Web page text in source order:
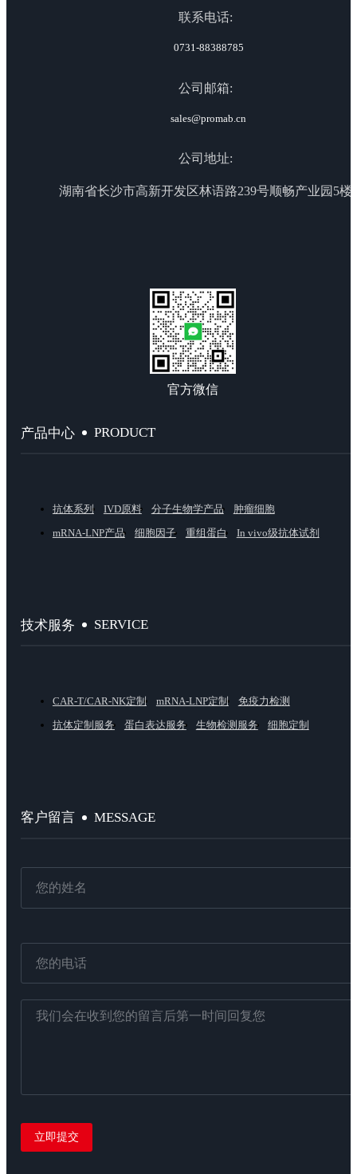
联系电话:
0731-88388785
公司邮箱:
sales@promab.cn
公司地址:
湖南省长沙市高新开发区林语路239号顺畅产业园5楼
官方微信
产品中心 PRODUCT
抗体系列 IVD原料 分子生物学产品
肿瘤细胞
mRNA-LNP产品
细胞因子 重组蛋白 In vivo级抗体试剂
技术服务 SERVICE
CAR-T/CAR-NK定制 mRNA-LNP定制
免疫力检测
抗体定制服务
蛋白表达服务 生物检测服务 细胞定制
客户留言 MESSAGE